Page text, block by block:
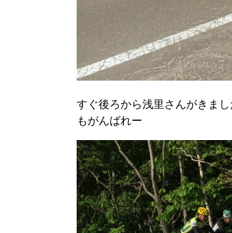
すぐ後ろから浅里さんがきま
もがんばれー